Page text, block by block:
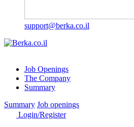
support@berka.co.il
Job Openings
The Company
Summary
Summary Job openings
Login/Register